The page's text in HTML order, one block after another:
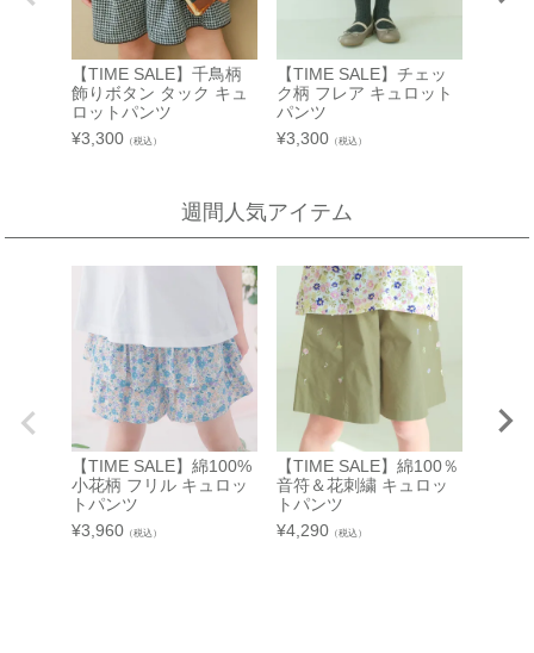
近鉄百貨店 生駒店
奈良県生駒市谷田町
近鉄百貨店 生駒店 4階子供服売場
店舗詳細へ
泉北タカシマヤ
大阪府堺市南区茶山台1-3-1
泉北タカシマヤ 4階子供服売場
店舗詳細へ
近鉄百貨店 橿原店
奈良県橿原市北八木町3-65-11
近鉄百貨店 橿原店 4階子供服売場
店舗詳細へ
西武渋谷店
A館 6階
【開催期間】
新宿高島屋
【開催期間】
2026.08.5 ～ 2026.08.11
東武百貨店 池袋店
7F 3番地（※ 15日：未展開、19日：休業
【開催期間】
2026.08.13 ～ 2026.08.26
【TIME SALE】千鳥柄
飾りボタン タック キュ
ロットパンツ
¥3,300 （税込）
【TIME SALE】チェッ
ク柄 フレア キュロット
パンツ
¥3,300 （税込）
週間人気アイテム
【TIME SALE】綿100%
小花柄 フリル キュロッ
トパンツ
¥3,960 （税込）
【TIME SALE】綿100％
音符＆花刺繍 キュロッ
トパンツ
¥4,290 （税込）